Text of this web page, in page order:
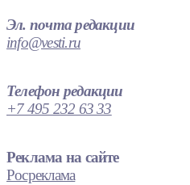
Эл. почта редакции
info@vesti.ru
Телефон редакции
+7 495 232 63 33
Реклама на сайте
Росреклама